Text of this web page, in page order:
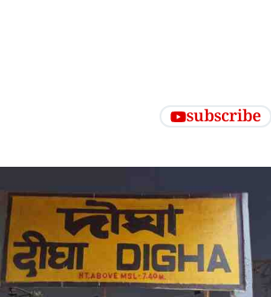
subscribe